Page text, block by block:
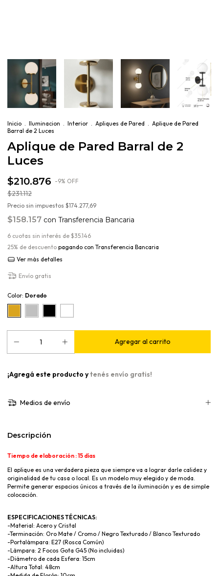
Inicio . Iluminacion . Interior . Apliques de Pared . Aplique de Pared
Barral de 2 Luces
Aplique de Pared Barral de 2
Luces
$210.876 -9% OFF
$231.112
Precio sin impuestos $174.277,69
$158.157 con Transferencia Bancaria
6 cuotas sin interés de $35.146
25% de descuento pagando con Transferencia Bancaria
Ver más detalles
Envío gratis
Color: Dorado
¡Agregá este producto ytenés envío gratis!
Medios de envío
Descripción
Tiempo de elaboración : 15 días
El aplique es una verdadera pieza que siempre va a lograr darle calidez y
originalidad de tu casa o local. Es un modelo muy elegido y de moda.
Permite generar espacios únicos a través de la iluminación y es de simple
colocación.
ESPECIFICACIONES TÉCNICAS:
-Material: Acero y Cristal
-Terminación: Oro Mate / Cromo / Negro Texturado / Blanco Texturado
-Portalámpara: E27 (Rosca Común)
-Lámpara: 2 Focos Gota G45 (No incluidas)
-Diámetro de cada Esfera: 15cm
-Altura Total: 48cm